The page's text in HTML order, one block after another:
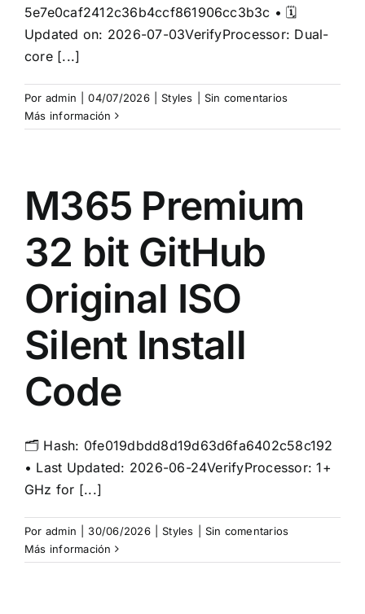
5e7e0caf2412c36b4ccf861906cc3b3c • 🗓
Updated on: 2026-07-03VerifyProcessor: Dual-
core [...]
Por admin 04/07/2026 Styles
Sin comentarios
Más información
M365 Premium
32 bit GitHub
Original ISO
Silent Install
Code
🗂 Hash: 0fe019dbdd8d19d63d6fa6402c58c192
• Last Updated: 2026-06-24VerifyProcessor: 1+
GHz for [...]
Por admin 30/06/2026 Styles
Sin comentarios
Más información